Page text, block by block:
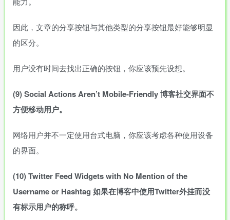
因此，文章的分享按钮与其他类型的分享按钮最好能够明显
的区分。
用户没有时间去找出正确的按钮，你应该预先设想。
(9)Social ActionsAren’t Mobile-Friendly博客社交界面不
方便移动用户。
网络用户并不一定使用台式电脑，你应该考虑各种使用设备
的界面。
(10)Twitter FeedWidgetswith No Mentionofthe
Usernameor Hashtag 如果在博客中使用Twitter外挂而没
有标示用户的称呼。